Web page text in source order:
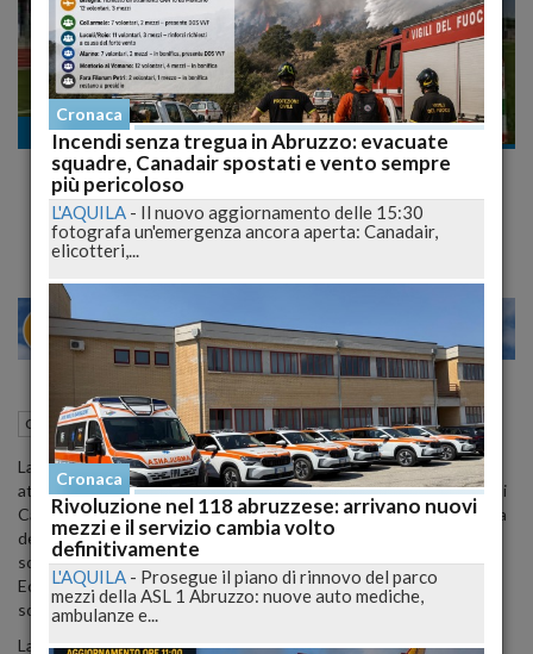
Cronaca nazionale
Calcioscommesse, Catanzaro, deferiti 29
club e 52 tesserati
MILANO 27
Cronaca nazionale 06 Novembre 2015 18:18
La Federcalcio ha reso noto che la Procura Federale, esaminati gli
atti di indagine della Procura della Repubblica presso il Tribunale di
Catanzaro ed espletata l'attivita' istruttoria in sede disciplinare, ha
deferito al Tribunale Federale Nazionale - Sezione Disciplinare 29
societa' tra Serie B (Livorno), Lega Pro, Dilettanti e campionati di
Eccellenza di Campania, Calabria, Puglia e Sardegna, oltre a 52
soggetti riconducibili alle societa' in questione.
La terra di mezzo del calcioscommesse di nuovo alla sbarra,
Cronaca
Incendi senza tregua in Abruzzo: evacuate
squadre, Canadair spostati e vento sempre
più pericoloso
L'AQUILA - Il nuovo aggiornamento delle 15:30
fotografa un'emergenza ancora aperta: Canadair,
elicotteri,...
Cronaca
Rivoluzione nel 118 abruzzese: arrivano nuovi
mezzi e il servizio cambia volto
definitivamente
L'AQUILA - Prosegue il piano di rinnovo del parco
mezzi della ASL 1 Abruzzo: nuove auto mediche,
ambulanze e...